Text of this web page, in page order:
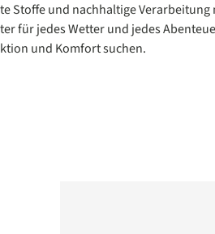
Stoffe und nachhaltige Verarbeitung
für jedes Wetter und jedes
und Komfort suchen.